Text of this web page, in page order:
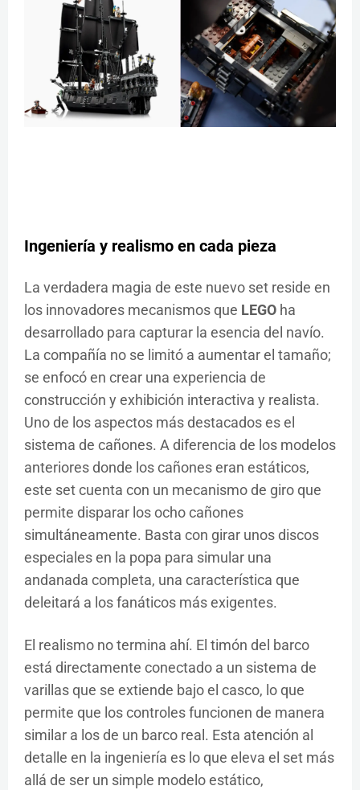
Ingeniería y realismo en cada pieza
La verdadera magia de este nuevo set reside en
los innovadores mecanismos que LEGO ha
desarrollado para capturar la esencia del navío.
La compañía no se limitó a aumentar el tamaño;
se enfocó en crear una experiencia de
construcción y exhibición interactiva y realista.
Uno de los aspectos más destacados es el
sistema de cañones. A diferencia de los modelos
anteriores donde los cañones eran estáticos,
este set cuenta con un mecanismo de giro que
permite disparar los ocho cañones
simultáneamente. Basta con girar unos discos
especiales en la popa para simular una
andanada completa, una característica que
deleitará a los fanáticos más exigentes.
El realismo no termina ahí. El timón del barco
está directamente conectado a un sistema de
varillas que se extiende bajo el casco, lo que
permite que los controles funcionen de manera
similar a los de un barco real. Esta atención al
detalle en la ingeniería es lo que eleva el set más
allá de ser un simple modelo estático,